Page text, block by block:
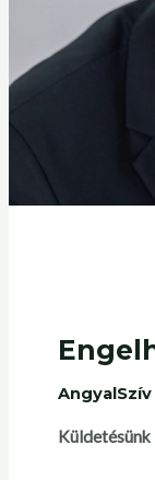
Küldetésünk